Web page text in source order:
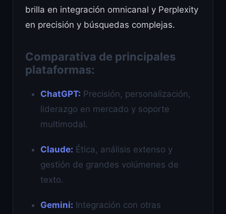
brilla en integración omnicanal y Perplexity
en precisión y búsquedas complejas.
Comparativa de principales
plataformas:
ChatGPT: Precisión, personalización,
liderazgo en mercado y soporte
multimodal.
Claude: Ética, análisis extenso y
gestión de grandes volúmenes de
texto.
Gemini: Integración con otras